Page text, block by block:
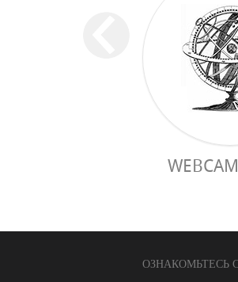
ОЗНАКОМЬТЕСЬ